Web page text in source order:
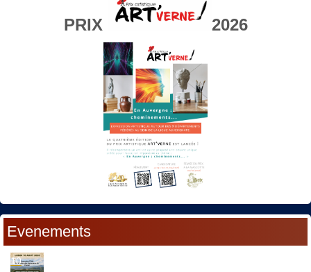
PRIX 2026
Evenements
10